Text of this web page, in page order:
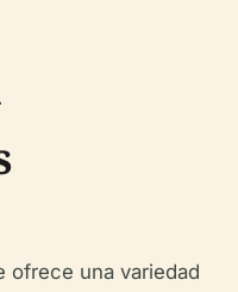
ofrece una variedad